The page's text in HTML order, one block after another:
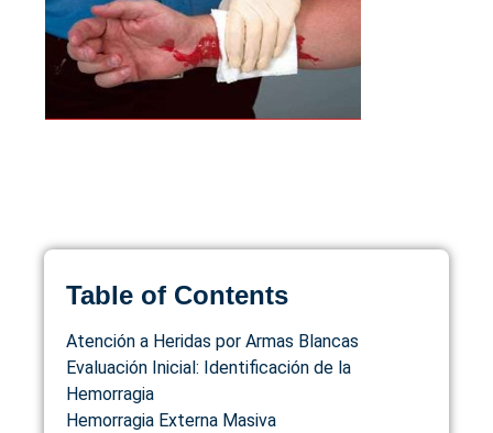
Table of Contents
Atención a Heridas por Armas Blancas
Evaluación Inicial: Identificación de la
Hemorragia
Hemorragia Externa Masiva